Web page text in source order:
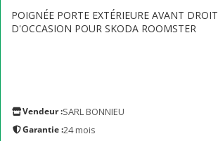
POIGNÉE PORTE EXTÉRIEURE AVANT DROIT
D'OCCASION POUR SKODA ROOMSTER
Vendeur :SARL BONNIEU
Garantie :24 mois